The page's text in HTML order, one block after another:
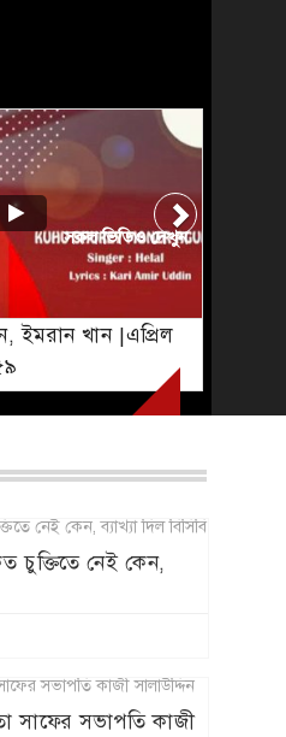
ইমরান খান |এপ্রিল
সকল ভিডিও দেখুন
চুক্তিতে নেই কেন,
সাফের সভাপতি কাজী